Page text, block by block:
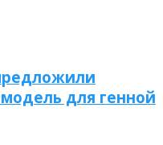
для генной